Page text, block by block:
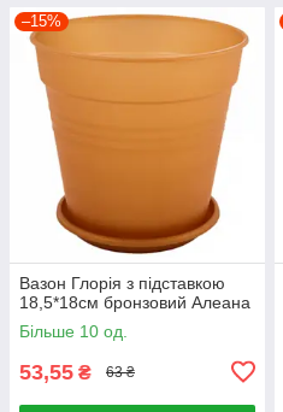
–15%
Вазон Глорія з підставкою
18,5*18см бронзовий Алеана
Більше 10 од.
53,55 ₴ 63 ₴